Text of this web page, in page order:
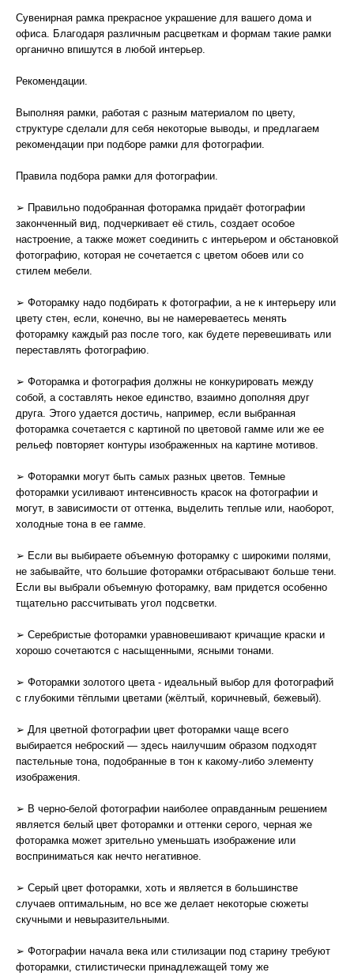
Сувенирная рамка прекрасное украшение для вашего дома и
офиса. Благодаря различным расцветкам и формам такие рамки
органично впишутся в любой интерьер.
Рекомендации.
Выполняя рамки, работая с разным материалом по цвету,
структуре сделали для себя некоторые выводы, и предлагаем
рекомендации при подборе рамки для фотографии.
Правила подбора рамки для фотографии.
➢ Правильно подобранная фоторамка придаёт фотографии
законченный вид, подчеркивает её стиль, создает особое
настроение, а также может соединить с интерьером и обстановкой
фотографию, которая не сочетается с цветом обоев или со
стилем мебели.
➢ Фоторамку надо подбирать к фотографии, а не к интерьеру или
цвету стен, если, конечно, вы не намереваетесь менять
фоторамку каждый раз после того, как будете перевешивать или
переставлять фотографию.
➢ Фоторамка и фотография должны не конкурировать между
собой, а составлять некое единство, взаимно дополняя друг
друга. Этого удается достичь, например, если выбранная
фоторамка сочетается с картиной по цветовой гамме или же ее
рельеф повторяет контуры изображенных на картине мотивов.
➢ Фоторамки могут быть самых разных цветов. Темные
фоторамки усиливают интенсивность красок на фотографии и
могут, в зависимости от оттенка, выделить теплые или, наоборот,
холодные тона в ее гамме.
➢ Если вы выбираете объемную фоторамку с широкими полями,
не забывайте, что большие фоторамки отбрасывают больше тени.
Если вы выбрали объемную фоторамку, вам придется особенно
тщательно рассчитывать угол подсветки.
➢ Серебристые фоторамки уравновешивают кричащие краски и
хорошо сочетаются с насыщенными, ясными тонами.
➢ Фоторамки золотого цвета - идеальный выбор для фотографий
с глубокими тёплыми цветами (жёлтый, коричневый, бежевый).
➢ Для цветной фотографии цвет фоторамки чаще всего
выбирается неброский — здесь наилучшим образом подходят
пастельные тона, подобранные в тон к какому-либо элементу
изображения.
➢ В черно-белой фотографии наиболее оправданным решением
является белый цвет фоторамки и оттенки серого, черная же
фоторамка может зрительно уменьшать изображение или
восприниматься как нечто негативное.
➢ Серый цвет фоторамки, хоть и является в большинстве
случаев оптимальным, но все же делает некоторые сюжеты
скучными и невыразительными.
➢ Фотографии начала века или стилизации под старину требуют
фоторамки, стилистически принадлежащей тому же